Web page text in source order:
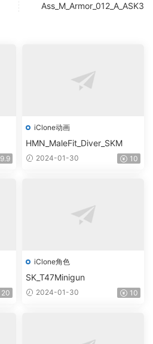
Ass_M_Armor_012_A_ASK3
9.9
iClone动画
HMN_MaleFit_Diver_SKM
2024-01-30 10
20
iClone角色
SK_T47Minigun
2024-01-30 10